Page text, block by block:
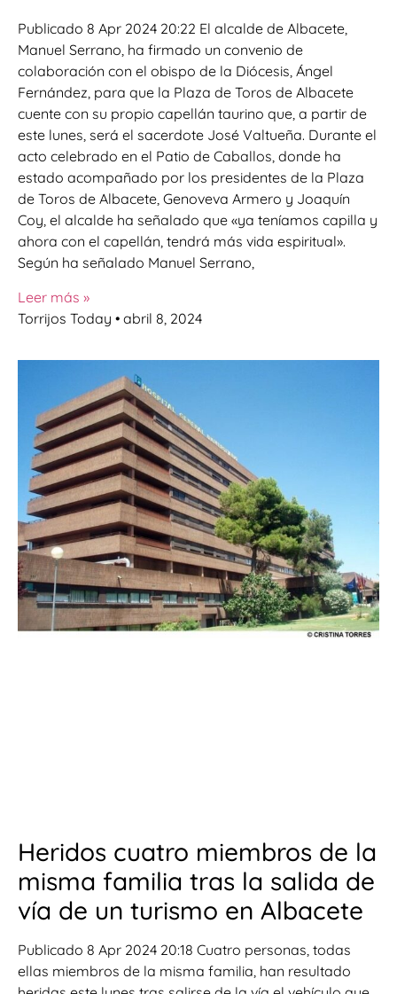
Publicado 8 Apr 2024 20:22 El alcalde de Albacete,
Manuel Serrano, ha firmado un convenio de
colaboración con el obispo de la Diócesis, Ángel
Fernández, para que la Plaza de Toros de Albacete
cuente con su propio capellán taurino que, a partir de
este lunes, será el sacerdote José Valtueña. Durante el
acto celebrado en el Patio de Caballos, donde ha
estado acompañado por los presidentes de la Plaza
de Toros de Albacete, Genoveva Armero y Joaquín
Coy, el alcalde ha señalado que «ya teníamos capilla y
ahora con el capellán, tendrá más vida espiritual».
Según ha señalado Manuel Serrano,
Leer más »
Torrijos Today
abril 8, 2024
Heridos cuatro miembros de la
misma familia tras la salida de
vía de un turismo en Albacete
Publicado 8 Apr 2024 20:18 Cuatro personas, todas
ellas miembros de la misma familia, han resultado